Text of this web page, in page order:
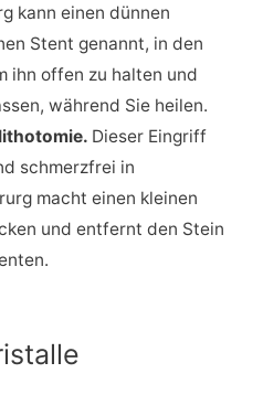
kann einen dünnen
Stent genannt, in den
ihn offen zu halten und
während Sie heilen.
Dieser Eingriff
schmerzfrei in
macht einen kleinen
und entfernt den Stein